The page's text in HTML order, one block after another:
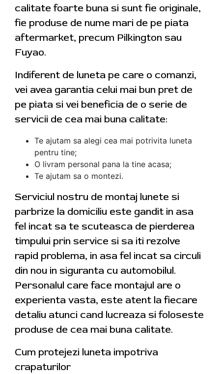
calitate foarte buna si sunt fie originale,
fie produse de nume mari de pe piata
aftermarket, precum Pilkington sau
Fuyao.
Indiferent de luneta pe care o comanzi,
vei avea garantia celui mai bun pret de
pe piata si vei beneficia de o serie de
servicii de cea mai buna calitate:
Te ajutam sa alegi cea mai potrivita luneta
pentru tine;
O livram personal pana la tine acasa;
Te ajutam sa o montezi.
Serviciul nostru de montaj lunete si
parbrize la domiciliu este gandit in asa
fel incat sa te scuteasca de pierderea
timpului prin service si sa iti rezolve
rapid problema, in asa fel incat sa circuli
din nou in siguranta cu automobilul.
Personalul care face montajul are o
experienta vasta, este atent la fiecare
detaliu atunci cand lucreaza si foloseste
produse de cea mai buna calitate.
Cum protejezi luneta impotriva
crapaturilor